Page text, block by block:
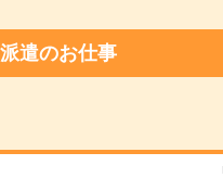
遣のお仕事